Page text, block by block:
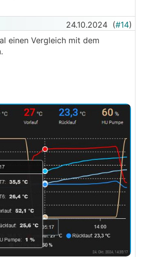
24.10.2024 (#14)
einen Vergleich mit dem